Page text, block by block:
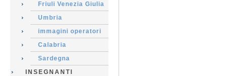
Friuli Venezia Giulia
Umbria
immagini operatori
Calabria
Sardegna
INSEGNANTI